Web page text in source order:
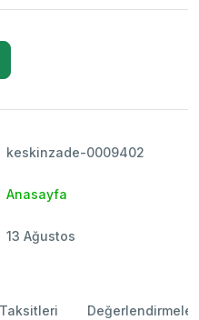
keskinzade-0009402
Anasayfa
13 Ağustos
Değerlendirmeler